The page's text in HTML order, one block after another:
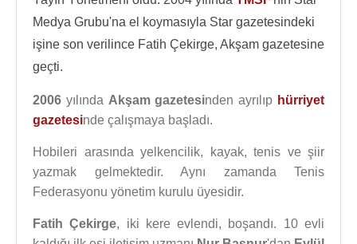
Medya Grubu'na el koymasıyla Star gazetesindeki
işine son verilince Fatih Çekirge, Akşam gazetesine
geçti.
2006 yılında Akşam gazetesinden ayrılıp hürriyet
gazetesinde çalışmaya başladı.
Hobileri arasında yelkencilik, kayak, tenis ve şiir
yazmak gelmektedir. Aynı zamanda Tenis
Federasyonu yönetim kurulu üyesidir.
Fatih Çekirge, iki kere evlendi, boşandı. 10 evli